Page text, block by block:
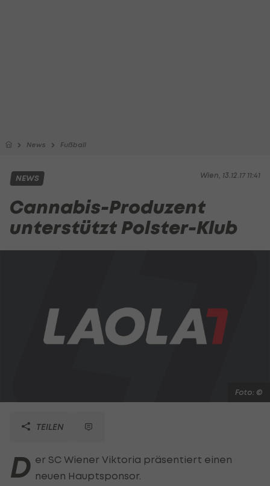
News Fußball
Wien, 13.12.17 11:41
NEWS
Cannabis-Produzent
unterstützt Polster-Klub
Foto: ©
TEILEN
D er SC Wiener Viktoria präsentiert einen
neuen Hauptsponsor.